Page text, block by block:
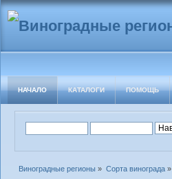
НАЧАЛО КАТАЛОГИ ПОМОЩЬ
Виноградные регионы » Сорта винограда»